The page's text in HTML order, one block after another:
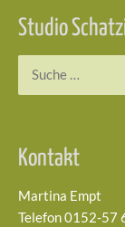
Studio
Kontakt
Martina Empt
Telefon 0152-57